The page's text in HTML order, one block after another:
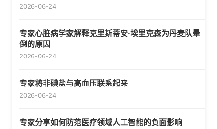
2026-06-24
专家心脏病学家解释克里斯蒂安·埃里克森为丹麦队晕
倒的原因
2026-06-24
专家将非碘盐与高血压联系起来
2026-06-24
专家分享如何防范医疗领域人工智能的负面影响